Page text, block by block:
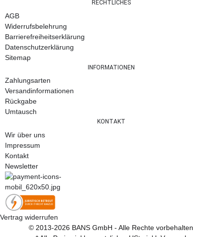
RECHTLICHES
AGB
Widerrufsbelehrung
Barrierefreiheitserklärung
Datenschutzerklärung
Sitemap
INFORMATIONEN
Zahlungsarten
Versandinformationen
Rückgabe
Umtausch
KONTAKT
Wir über uns
Impressum
Kontakt
Newsletter
Vertrag widerrufen
© 2013-2026 BANS GmbH - Alle Rechte vorbehalten